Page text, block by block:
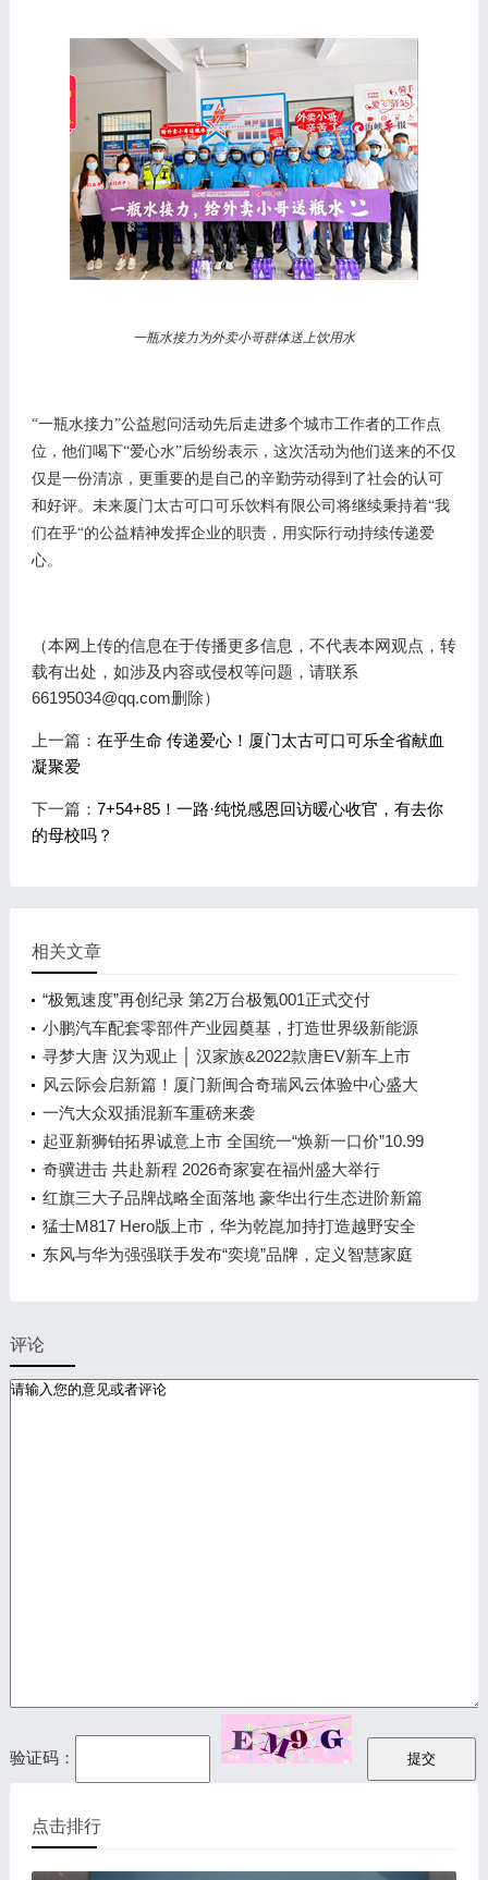
一瓶水接力为外卖小哥群体送上饮用水
“一瓶水接力”公益慰问活动先后走进多个城市工作者的工作点
位，他们喝下“爱心水”后纷纷表示，这次活动为他们送来的不仅
仅是一份清凉，更重要的是自己的辛勤劳动得到了社会的认可
和好评。未来厦门太古可口可乐饮料有限公司 将继续秉持着“我
们在乎“的公益精神发挥企业的职责， 用实际行动持续传递爱
心。
（本网上传的信息在于传播更多信息，不代表本网观点，转
载有出处，如涉及内容或侵权等问题，请联系
66195034@qq.com删除）
上一篇： 在乎生命 传递爱心！厦门太古可口可乐全省献血
凝聚爱
下一篇： 7+54+85！一路·纯悦感恩回访暖心收官，有去你
的母校吗？
相关文章
“极氪速度”再创纪录 第2万台极氪001正式交付
小鹏汽车配套零部件产业园奠基，打造世界级新能源
智能汽车集群
寻梦大唐 汉为观止 │ 汉家族&2022款唐EV新车上市
发布会，敬请期待！
风云际会启新篇！厦门新闽合奇瑞风云体验中心盛大
开业
一汽大众双插混新车重磅来袭
起亚新狮铂拓界诚意上市 全国统一“焕新一口价”10.99
万元起
奇骥进击 共赴新程 2026奇家宴在福州盛大举行
红旗三大子品牌战略全面落地 豪华出行生态进阶新篇
章
猛士M817 Hero版上市，华为乾崑加持打造越野安全
标杆！
东风与华为强强联手发布“奕境”品牌，定义智慧家庭
评论
验证码：
点击排行